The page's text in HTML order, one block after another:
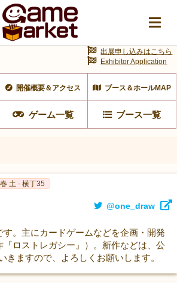
開催概要＆アクセス ブース＆ホールMAP
ゲーム一覧 ブース一覧
出展申し込みはこちら
Exhibitor Application
土 - 横丁35
@one_draw
。主にカードゲームなどを企画・開発
『ロストレガシー』）。新作などは、公
きますので、よろしくお願いします。